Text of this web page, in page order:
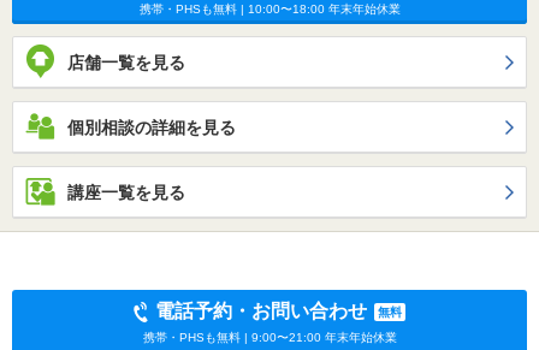
携帯・PHSも無料 | 10:00〜18:00 年末年始休業
店舗一覧を見る
個別相談の詳細を見る
講座一覧を見る
電話予約・お問い合わせ
無料
携帯・PHSも無料 | 9:00〜21:00 年末年始休業